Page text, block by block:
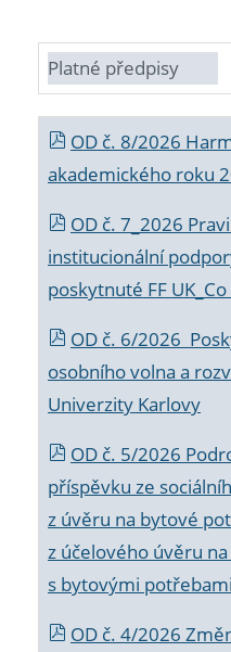
Platné předpisy
OD č. 8/2026
akademického roku
OD č. 7_2026
institucionální
poskytnuté FF
OD č. 6/2026
osobního volna a
Univerzity Karlovy
OD č. 5/2026
příspěvku ze
z úvěru na bytové
z účelového úvěru
s bytovými
OD č. 4/2026